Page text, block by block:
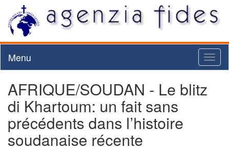
Menu
AFRIQUE/SOUDAN - Le blitz
di Khartoum: un fait sans
précédents dans l’histoire
soudanaise récente